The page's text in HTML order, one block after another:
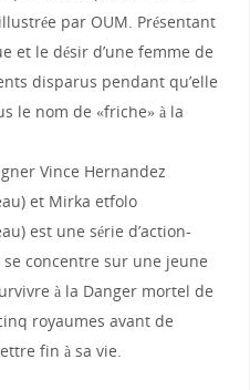
par OUM. Présentant
et le désir d’une femme de
disparus pendant qu’elle
le nom de «friche» à la
Vince Hernandez
et Mirka etfolo
est une série d’action-
concentre sur une jeune
à la Danger mortel de
royaumes avant de
fin à sa vie.